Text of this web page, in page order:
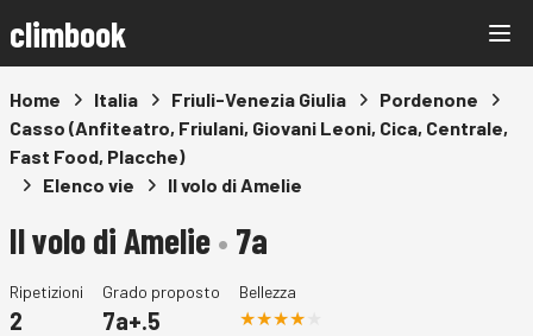
climbook
Home Italia Friuli-Venezia Giulia
Pordenone
Casso (Anfiteatro, Friulani, Giovani Leoni, Cica, Centrale,
Fast Food, Placche)
Elenco vie
Il volo di Amelie
Il volo di Amelie• 7a
Ripetizioni
2
Grado proposto
7a+.5
Bellezza